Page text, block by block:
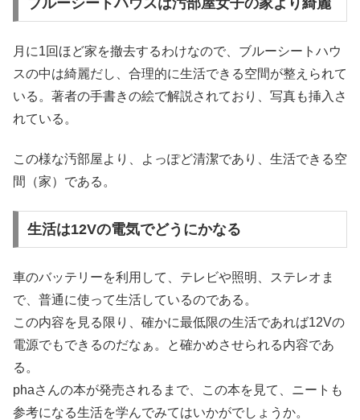
ブルーシートハウスは汚部屋女子の家より綺麗
月に1回ほど家を撤去するわけなので、ブルーシートハウ
スの中は綺麗だし、合理的に生活できる空間が整えられて
いる。著者の手書きの絵で解説されており、写真も挿入さ
れている。
この様な汚部屋より、よっぽど清潔であり、生活できる空
間（家）である。
生活は12Vの電気でどうにかなる
車のバッテリーを利用して、テレビや照明、ステレオま
で、普通に使って生活しているのである。
この内容を見る限り、確かに最低限の生活であれば12Vの
電源でもできるのだなぁ。と確かめさせられる内容であ
る。
phaさんの本が発売されるまで、この本を見て、ニートも
参考になる生活を学んでみてはいかがでしょうか。